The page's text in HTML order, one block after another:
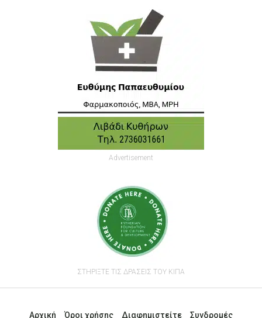
Advertisement
ΣΤΗΡΙΞΤΕ ΤΙΣ ΔΡΑΣΕΙΣ ΤΟΥ ΚΙΠΑ
Αρχική Όροι χρήσης Διαφημιστείτε Συνδρομές